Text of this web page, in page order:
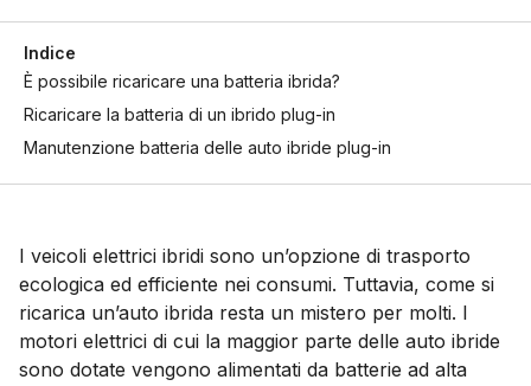
Indice
È possibile ricaricare una batteria ibrida?
Ricaricare la batteria di un ibrido plug-in
Manutenzione batteria delle auto ibride plug-in
I veicoli elettrici ibridi sono un’opzione di trasporto
ecologica ed efficiente nei consumi. Tuttavia, come si
ricarica un’auto ibrida resta un mistero per molti. I
motori elettrici di cui la maggior parte delle auto ibride
sono dotate vengono alimentati da batterie ad alta